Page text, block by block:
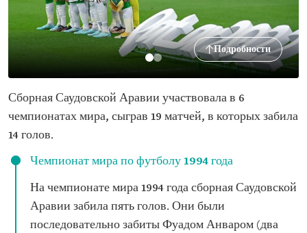
Подробности
Сборная Саудовской Аравии участвовала в 6
чемпионатах мира, сыграв 19 матчей, в которых забила
14 голов.
Чемпионат мира по футболу 1994 года
На чемпионате мира 1994 года сборная Саудовской
Аравии забила пять голов. Они были
последовательно забиты Фуадом Анваром (два